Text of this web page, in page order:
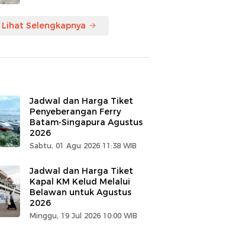
Lihat Selengkapnya
Jadwal dan Harga Tiket
Penyeberangan Ferry
Batam-Singapura Agustus
2026
Sabtu, 01 Agu 2026 11:38 WIB
Jadwal dan Harga Tiket
Kapal KM Kelud Melalui
Belawan untuk Agustus
2026
Minggu, 19 Jul 2026 10:00 WIB